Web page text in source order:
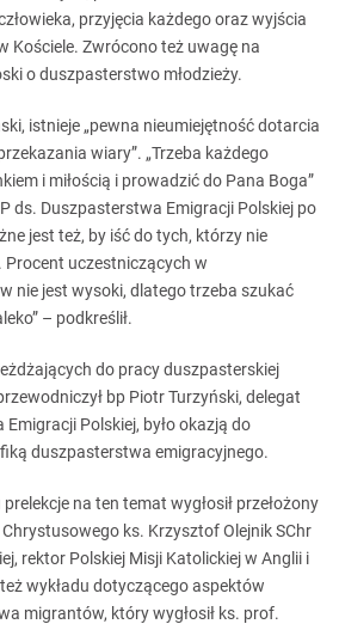
przyjęcia każdego oraz wyjścia
Kościele. Zwrócono też uwagę na
o duszpasterstwo młodzieży.
istnieje „pewna nieumiejętność dotarcia
wiary”. „Trzeba każdego
i miłością i prowadzić do Pana Boga”
ds. Duszpasterstwa Emigracji Polskiej po
jest też, by iść do tych, którzy nie
Procent uczestniczących w
nie jest wysoki, dlatego trzeba szukać
– podkreślił.
do pracy duszpasterskiej
bp Piotr Turzyński, delegat
Polskiej, było okazją do
duszpasterstwa emigracyjnego.
na ten temat wygłosił przełożony
ks. Krzysztof Olejnik SChr
rektor Polskiej Misji Katolickiej w Anglii i
wykładu dotyczącego aspektów
migrantów, który wygłosił ks. prof.